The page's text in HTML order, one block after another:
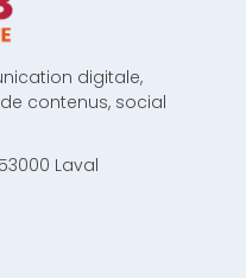
digitale,
contenus, social
Laval